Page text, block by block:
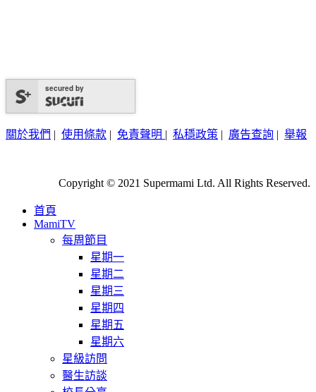
secured by
關於我們 | 使用條款 | 免責聲明 | 私穩政策 | 廣告查詢 | 舉報
Copyright © 2021 Supermami Ltd. All Rights Reserved.
首頁
MamiTV
每周節目
星期一
星期二
星期三
星期四
星期五
星期六
星級訪問
醫生訪談